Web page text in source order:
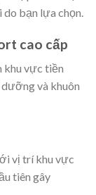
bạn lựa chọn.
cao cấp
khu vực tiền
dưỡng và khuôn
vị trí khu vực
tiên gây